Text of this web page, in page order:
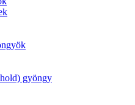
gyöngy